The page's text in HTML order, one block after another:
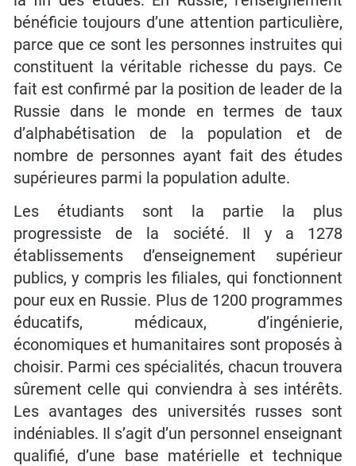
bénéficie toujours d’une attention particulière,
parce que ce sont les personnes instruites qui
constituent la véritable richesse du pays. Ce
fait est confirmé par la position de leader de la
Russie dans le monde en termes de taux
d’alphabétisation de la population et de
nombre de personnes ayant fait des études
supérieures parmi la population adulte.
Les étudiants sont la partie la plus
progressiste de la société. Il y a 1278
établissements d’enseignement supérieur
publics, y compris les filiales, qui fonctionnent
pour eux en Russie. Plus de 1200 programmes
éducatifs, médicaux, d’ingénierie,
économiques et humanitaires sont proposés à
choisir. Parmi ces spécialités, chacun trouvera
sûrement celle qui conviendra à ses intérêts.
Les avantages des universités russes sont
indéniables. Il s’agit d’un personnel enseignant
qualifié, d’une base matérielle et technique